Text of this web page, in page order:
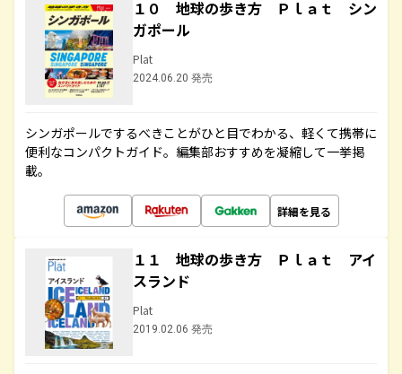
１０ 地球の歩き方 Ｐｌａｔ シン
ガポール
Plat
2024.06.20 発売
シンガポールでするべきことがひと目でわかる、軽くて携帯に
便利なコンパクトガイド。編集部おすすめを凝縮して一挙掲
載。
詳細を見る
１１ 地球の歩き方 Ｐｌａｔ アイ
スランド
Plat
2019.02.06 発売